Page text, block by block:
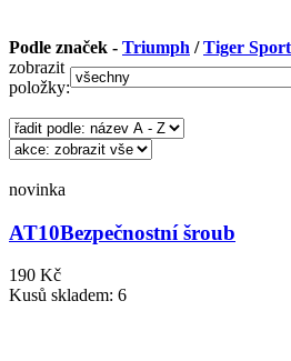
Podle značek - Triumph /Tiger
zobrazit
položky:
novinka
AT10Bezpečnostní šroub
190 Kč
Kusů skladem: 6